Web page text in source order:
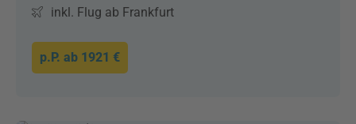
inkl. Flug ab Frankfurt
p.P. ab 1921 €